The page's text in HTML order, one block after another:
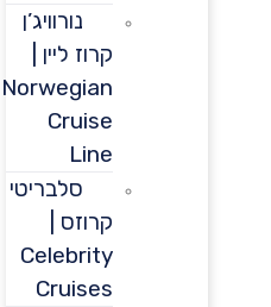
נורוויג’ן
קרוז ליין |
Norwegian
Cruise
סלבריטי
קרוזס |
Celebrity
Cruises